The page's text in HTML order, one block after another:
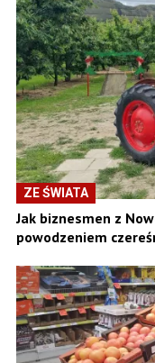
ZE ŚWIATA
Jak biznesmen z
powodzeniem